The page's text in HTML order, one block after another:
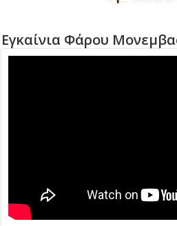
Εγκαίνια Φάρου